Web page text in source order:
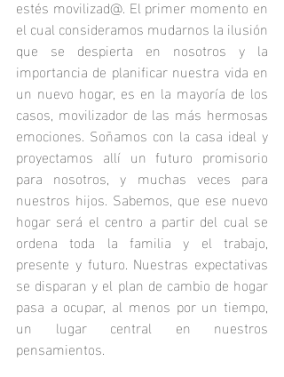
estés movilizad@. El primer momento en
el cual consideramos mudarnos la ilusión
que se despierta en nosotros y la
importancia de planificar nuestra vida en
un nuevo hogar, es en la mayoría de los
casos, movilizador de las más hermosas
emociones. Soñamos con la casa ideal y
proyectamos allí un futuro promisorio
para nosotros, y muchas veces para
nuestros hijos. Sabemos, que ese nuevo
hogar será el centro a partir del cual se
ordena toda la familia y el trabajo,
presente y futuro. Nuestras expectativas
se disparan y el plan de cambio de hogar
pasa a ocupar, al menos por un tiempo,
un lugar central en nuestros
pensamientos.